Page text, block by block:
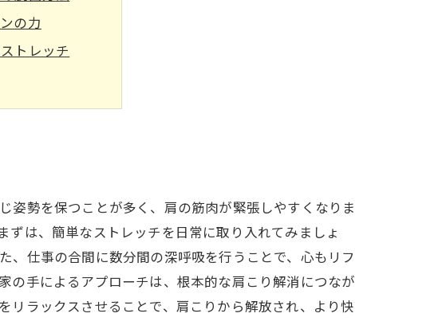
の力
トレッチ
う
は
スからの解放
姿勢を保つことが多く、肩の筋肉が緊張しやすくなりま
は、簡単なストレッチを日常に取り入れてみましょ
、仕事の合間に数分間の深呼吸を行うことで、心もリフ
の手によるアプローチは、根本的な肩こり解消につなが
リラックスさせることで、肩こりから解放され、より快